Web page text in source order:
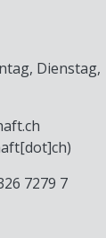
Dienstag,
.ch
7279 7